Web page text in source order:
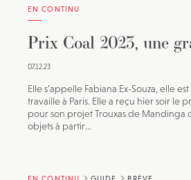
EN CONTINU
Prix Coal 2023, une
07.12.23
Elle s’appelle Fabiana Ex-Souza, elle
travaille à Paris. Elle a reçu hier soir le
pour son projet Trouxas de Mandinga
objets à partir...